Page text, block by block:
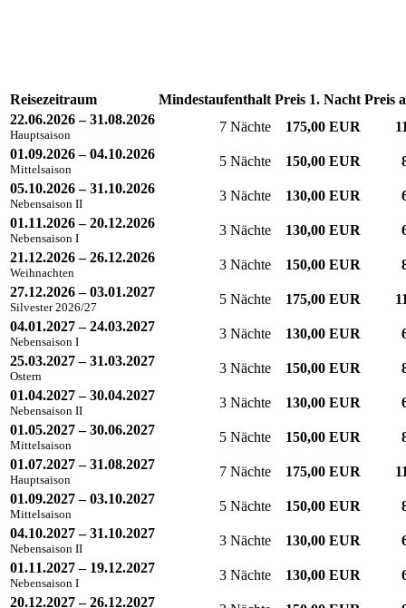
Reisezeitraum Mindestaufenthalt Preis 1. Nacht Preis
22.06.2026 – 31.08.2026
Hauptsaison
7 Nächte 175,00 EUR
01.09.2026 – 04.10.2026
Mittelsaison
5 Nächte 150,00 EUR
05.10.2026 – 31.10.2026
Nebensaison II
3 Nächte 130,00 EUR
01.11.2026 – 20.12.2026
Nebensaison I
3 Nächte 130,00 EUR
21.12.2026 – 26.12.2026
Weihnachten
3 Nächte 150,00 EUR
27.12.2026 – 03.01.2027
Silvester 2026/27
5 Nächte 175,00 EUR
04.01.2027 – 24.03.2027
Nebensaison I
3 Nächte 130,00 EUR
25.03.2027 – 31.03.2027
Ostern
3 Nächte 150,00 EUR
01.04.2027 – 30.04.2027
Nebensaison II
3 Nächte 130,00 EUR
01.05.2027 – 30.06.2027
Mittelsaison
5 Nächte 150,00 EUR
01.07.2027 – 31.08.2027
Hauptsaison
7 Nächte 175,00 EUR
01.09.2027 – 03.10.2027
Mittelsaison
5 Nächte 150,00 EUR
04.10.2027 – 31.10.2027
Nebensaison II
3 Nächte 130,00 EUR
01.11.2027 – 19.12.2027
Nebensaison I
3 Nächte 130,00 EUR
20.12.2027 – 26.12.2027